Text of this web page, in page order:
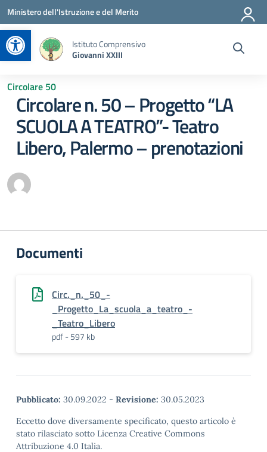
Apri la barra degli strumenti
Vai ai contenuti
Vai al menu di navigazione
Vai al footer
Ministero dell'Istruzione e del Merito
Istituto Comprensivo
Giovanni XXIII
Circolare 50
Circolare n. 50 – Progetto “LA
SCUOLA A TEATRO”- Teatro
Libero, Palermo – prenotazioni
Documenti
Circ._n._50_-
_Progetto_La_scuola_a_teatro_-
_Teatro_Libero
pdf - 597 kb
Pubblicato: 30.09.2022 - Revisione: 30.05.2023
Eccetto dove diversamente specificato, questo articolo è
stato rilasciato sotto Licenza Creative Commons
Attribuzione 4.0 Italia.